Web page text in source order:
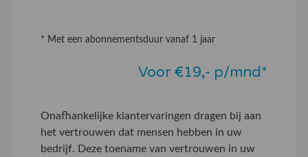
* Met een abonnementsduur vanaf 1 jaar
Voor €19,- p/mnd*
Onafhankelijke klantervaringen dragen bij aan
het vertrouwen dat mensen hebben in uw
bedrijf. Deze toename van vertrouwen in uw